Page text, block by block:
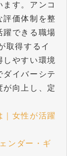
ます。アンコ
評価体制を整
躍できる職場
取得するイ
しやすい環境
ダイバーシテ
が向上し、定
｜女性が活躍
ンダー・ギ